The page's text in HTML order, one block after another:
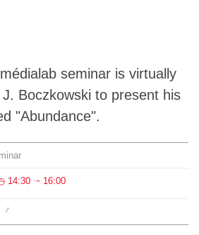
seminar is virtually
Boczkowski to present his
"Abundance".
14:30 ⇥ 16:00